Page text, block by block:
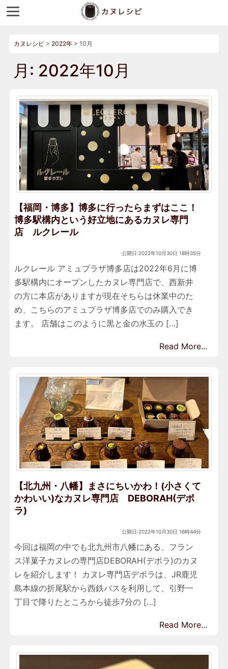
カヌレシピ> 2022年> 10月
月: 2022年10月
【福岡・博多】博多に行ったらまずはここ！
博多駅構内という好立地にあるカヌレ専門
店 ルクレール
公開日:2022年10月30日 18時35分
ルクレール アミュプラザ博多店は2022年6月に博
多駅構内にオープンしたカヌレ専門店で、西新井
の方に本店がありますが現在そちらは休業中のた
め、こちらのアミュプラザ博多店でのみ購入でき
ます。 店舗はこのように黒と金の水玉の […]
Read More...
【北九州・八幡】まさにちいかわ！(小さくて
かわいい)なカヌレ専門店 DEBORAH(デボ
ラ)
公開日:2022年10月30日 16時44分
今回は福岡の中でも北九州市八幡にある、フラン
ス洋菓子カヌレの専門店DEBORAH(デボラ)のカヌ
レを紹介します！ カヌレ専門店デボラは、JR鹿児
島本線の折尾駅から西鉄バスを利用して、引野一
丁目で降りたところから徒歩7分の […]
Read More...